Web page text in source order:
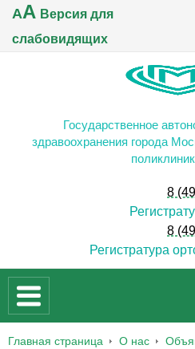
AA Версия для
слабовидящих
Государственное
здравоохранения города
8
8
Регистратура
Главная страница О нас